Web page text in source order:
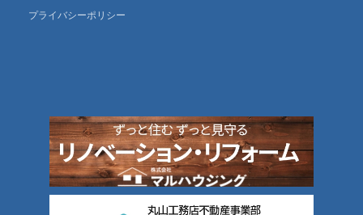
プライバシーポリシー